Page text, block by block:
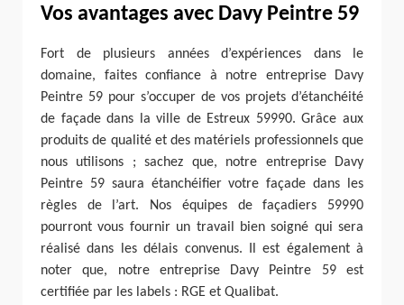
Vos avantages avec Davy Peintre 59
Fort de plusieurs années d’expériences dans le
domaine, faites confiance à notre entreprise Davy
Peintre 59 pour s’occuper de vos projets d’étanchéité
de façade dans la ville de Estreux 59990. Grâce aux
produits de qualité et des matériels professionnels que
nous utilisons ; sachez que, notre entreprise Davy
Peintre 59 saura étanchéifier votre façade dans les
règles de l’art. Nos équipes de façadiers 59990
pourront vous fournir un travail bien soigné qui sera
réalisé dans les délais convenus. Il est également à
noter que, notre entreprise Davy Peintre 59 est
certifiée par les labels : RGE et Qualibat.